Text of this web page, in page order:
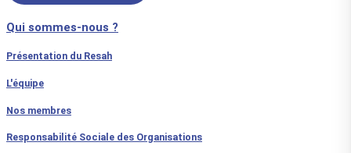
Qui sommes-nous ?
Présentation du Resah
L'équipe
Nos membres
Responsabilité Sociale des Organisations